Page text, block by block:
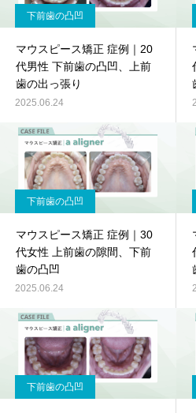
下前歯の凸凹
マウスピース矯正 症例｜20
代男性 下前歯の凸凹、上前
歯の出っ張り
2025.06.24
下前歯の凸凹
マウスピース矯正 症例｜30
代女性 上前歯の隙間、下前
歯の凸凹
2025.06.24
下前歯の凸凹